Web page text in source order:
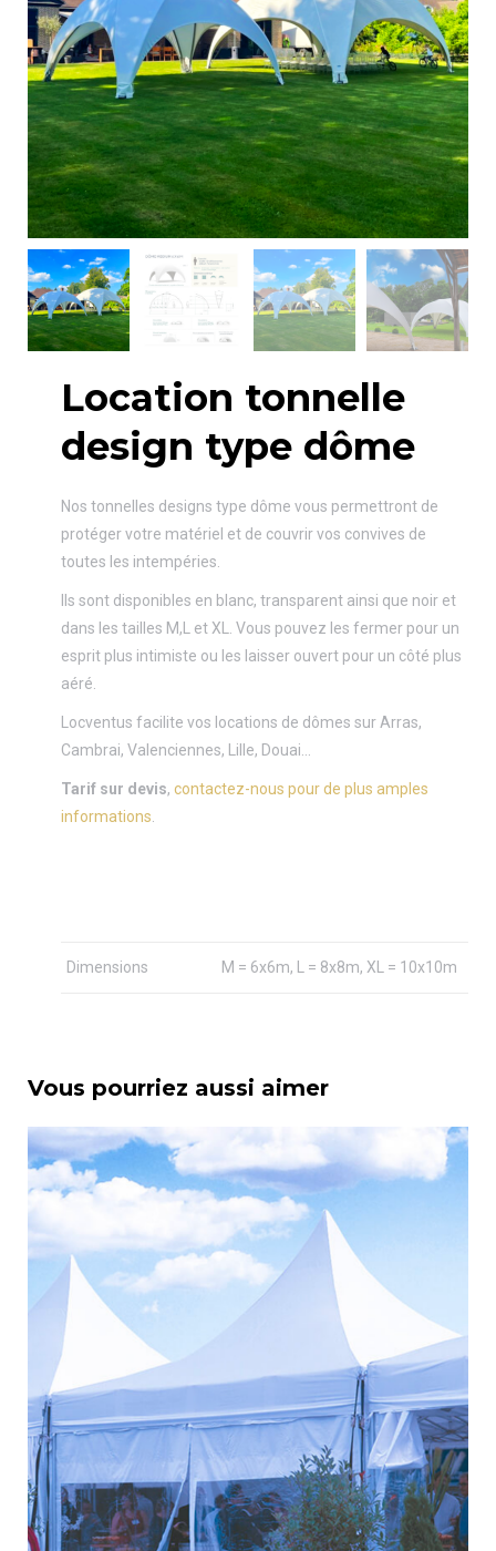
Location tonnelle
design type dôme
Nos tonnelles designs type dôme vous permettront de
protéger votre matériel et de couvrir vos convives de
toutes les intempéries.
Ils sont disponibles en blanc, transparent ainsi que noir et
dans les tailles M,L et XL. Vous pouvez les fermer pour un
esprit plus intimiste ou les laisser ouvert pour un côté plus
aéré.
Locventus facilite vos locations de dômes sur Arras,
Cambrai, Valenciennes, Lille, Douai…
Tarif sur devis, contactez-nous pour de plus amples
informations
Dimensions M = 6x6m, L = 8x8m, XL = 10x10m
Vous pourriez aussi aimer